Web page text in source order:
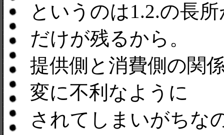
というのは1.2.の長
だけが残るから。
提供側と消費側の関
変に不利なように
されてしまいがちな